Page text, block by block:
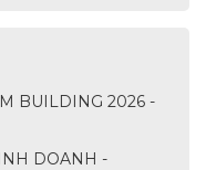
BUILDING 2026 -
DOANH -